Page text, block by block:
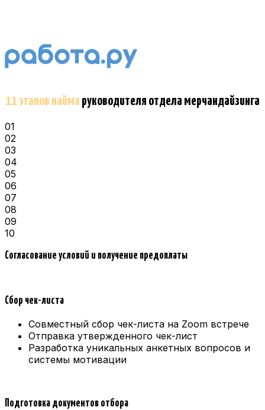
11 этапов найма руководителя отдела мерчандайзинга
01
02
03
04
05
06
07
08
09
10
Согласование условий и получение предоплаты
Сбор чек-листа
Совместный сбор чек-листа на Zoom встрече
Отправка утвержденного чек-лист
Разработка уникальных анкетных вопросов и
системы мотивации
Подготовка документов отбора